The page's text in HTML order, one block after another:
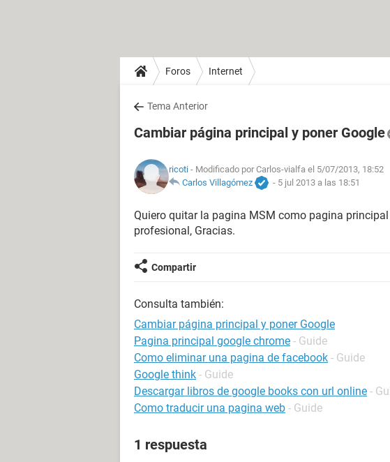
Foros Internet
Tema Anterior
Cambiar página principal y poner Google
ricoti - Modificado por Carlos-vialfa el 5/07/2013, 18:52
Carlos Villagómez
- 5 jul 2013 a las 18:51
Quiero quitar la pagina MSM como pagina
profesional, Gracias.
Compartir
Consulta también:
Cambiar página principal y poner Google
Pagina principal google chrome - Guide
Como eliminar una pagina de facebook - Guide
Google think - Guide
Descargar libros de google books con url online -
Como traducir una pagina web - Guide
1 respuesta